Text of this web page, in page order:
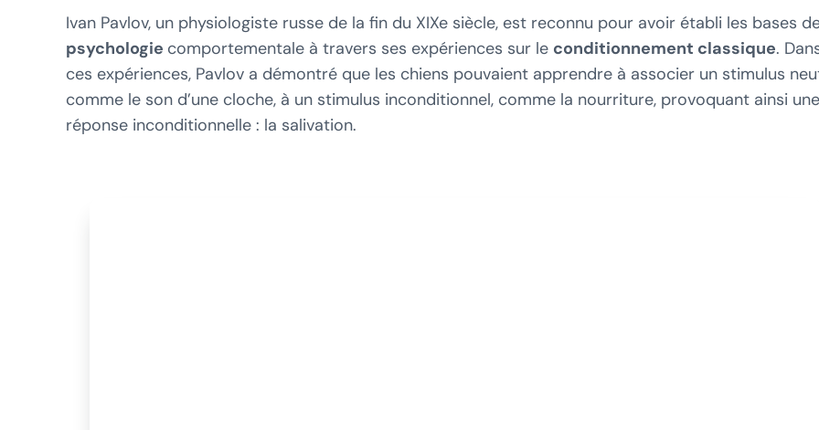
Ivan Pavlov, un physiologiste russe de la fin du XIXe siècle, est reconnu pour avoir établi les bases
psychologie comportementale à travers ses expériences sur le conditionnement classique.
ces expériences, Pavlov a démontré que les chiens pouvaient apprendre à associer un stimulus
comme le son d’une cloche, à un stimulus inconditionnel, comme la nourriture, provoquant ainsi une
réponse inconditionnelle : la salivation.